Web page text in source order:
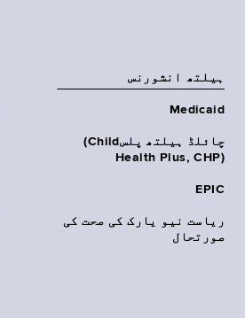
‏ہیلتھ انشورنس
Medicaid
چائلڈ ہیلتھ پلس‎(Child
Health Plus, CHP)‎
EPIC
ریاست نیو یارک کی صحت کی
صورتحال